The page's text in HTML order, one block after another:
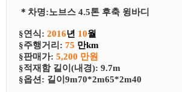
＊ 차명:노브스 4.5톤 후축 윙바디
§연식: 2016년 10월
§​주행거리: 75 만km
§​판매가: 5,200 만원
§​적재함 길이(내경): 9.7m
§​​옵션: 길이9m70*2m65*2m40